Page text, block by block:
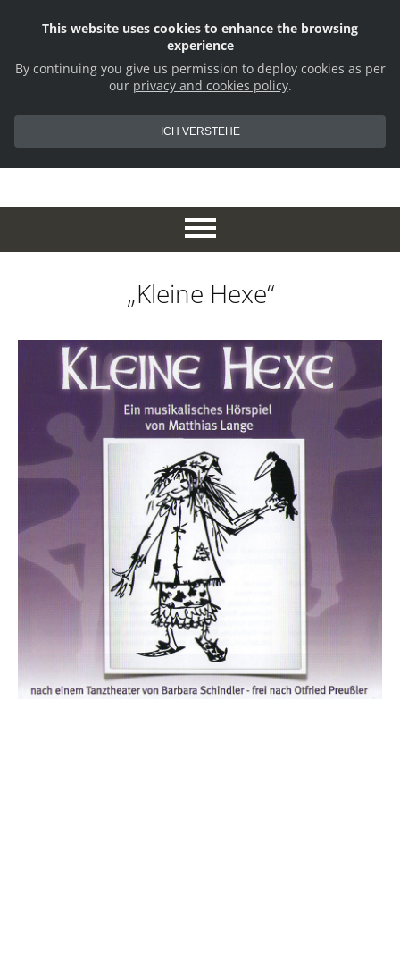
„Kleine Hexe“
This website uses cookies to enhance the browsing
experience
By continuing you give us permission to deploy cookies as per
our privacy and cookies policy.
ICH VERSTEHE